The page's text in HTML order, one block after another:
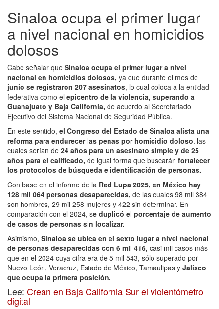
Sinaloa ocupa el primer lugar
a nivel nacional en homicidios
dolosos
Cabe señalar que Sinaloa ocupa el primer lugar a nivel
nacional en homicidios dolosos, ya que durante el mes de
junio se registraron 207 asesinatos, lo cual coloca a la entidad
federativa como el epicentro de la violencia, superando a
Guanajuato y Baja California, de acuerdo al Secretariado
Ejecutivo del Sistema Nacional de Seguridad Pública.
En este sentido, el Congreso del Estado de Sinaloa alista una
reforma para endurecer las penas por homicidio doloso, las
cuales serían de 24 años para un asesinato simple y de 25
años para el calificado, de igual forma que buscarán fortalecer
los protocolos de búsqueda e identificación de personas.
Con base en el informe de la Red Lupa 2025, en México hay
128 mil 064 personas desaparecidas, de las cuales 98 mil 384
son hombres, 29 mil 258 mujeres y 422 sin determinar. En
comparación con el 2024, se duplicó el porcentaje de aumento
de casos de personas sin localizar.
Asimismo, Sinaloa se ubica en el sexto lugar a nivel nacional
de personas desaparecidas con 6 mil 416, casi mil casos más
que en el 2024 cuya cifra era de 5 mil 543, sólo superado por
Nuevo León, Veracruz, Estado de México, Tamaulipas y Jalisco
que ocupa la primera posición.
Lee: Crean en Baja California Sur el violentómetro
digital